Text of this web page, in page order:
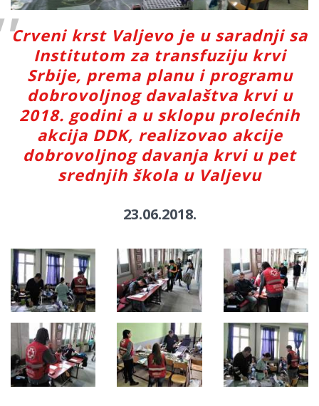
Crveni krst Valjevo je u saradnji sa
Institutom za transfuziju krvi
Srbije, prema planu i programu
dobrovoljnog davalaštva krvi u
2018. godini a u sklopu prolećnih
akcija DDK, realizovao akcije
dobrovoljnog davanja krvi u pet
srednjih škola u Valjevu
23.06.2018.